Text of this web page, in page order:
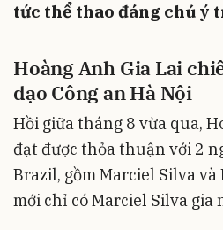
tức thể thao đáng chú ý
Hoàng Anh Gia Lai
đạo Công an Hà Nội
Hồi giữa tháng 8 vừa qua,
đạt được thỏa thuận với 2
Brazil, gồm Marciel Silva và
mới chỉ có Marciel Silva gia